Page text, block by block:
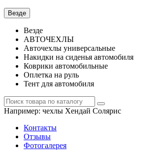
Везде
Везде
АВТОЧЕХЛЫ
Авточехлы универсальные
Накидки на сиденья автомобиля
Коврики автомобильные
Оплетка на руль
Тент для автомобиля
Например: чехлы Хендай Солярис
Контакты
Отзывы
Фотогалерея